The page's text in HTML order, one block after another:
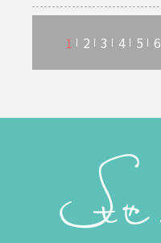
1 2 3 4 5 6